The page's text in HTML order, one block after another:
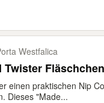
Westfalica
Twister
einen praktischen Nip
Dieses "Made...